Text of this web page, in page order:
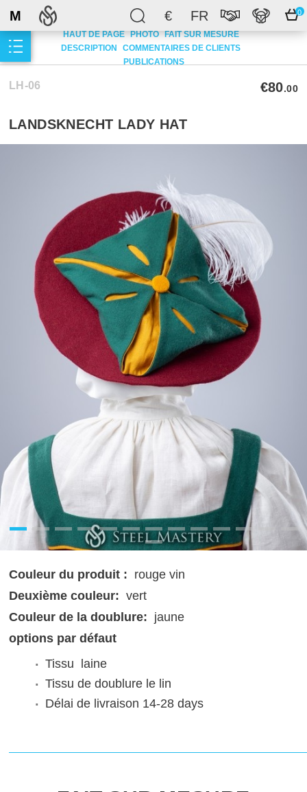
€ FR 0
M
HAUT DE PAGE PHOTO FAIT SUR MESURE
DESCRIPTION
COMMENTAIRES DE CLIENTS
PUBLICATIONS
LH-06 €80.00
LANDSKNECHT LADY HAT
Couleur du produit : rouge vin
Deuxième couleur: vert
Couleur de la doublure: jaune
options par défaut
Tissu
laine
Tissu de doublure le lin
Délai de livraison 14-28 days